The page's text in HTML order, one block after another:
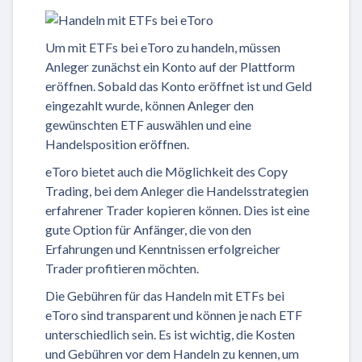
Um mit ETFs bei eToro zu handeln, müssen
Anleger zunächst ein Konto auf der Plattform
eröffnen. Sobald das Konto eröffnet ist und Geld
eingezahlt wurde, können Anleger den
gewünschten ETF auswählen und eine
Handelsposition eröffnen.
eToro bietet auch die Möglichkeit des Copy
Trading, bei dem Anleger die Handelsstrategien
erfahrener Trader kopieren können. Dies ist eine
gute Option für Anfänger, die von den
Erfahrungen und Kenntnissen erfolgreicher
Trader profitieren möchten.
Die Gebühren für das Handeln mit ETFs bei
eToro sind transparent und können je nach ETF
unterschiedlich sein. Es ist wichtig, die Kosten
und Gebühren vor dem Handeln zu kennen, um